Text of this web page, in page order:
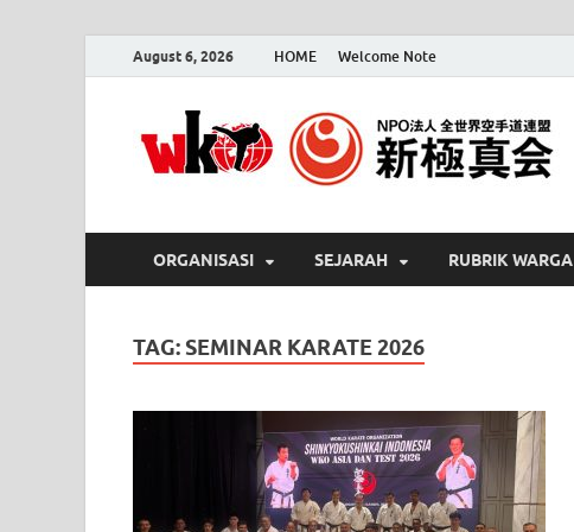
August 6, 2026 HOME Welcome Note
ORGANISASI SEJARAH RUBRIK WARGA
TAG: SEMINAR KARATE 2026